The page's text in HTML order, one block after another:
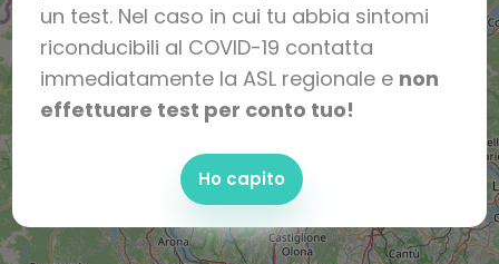
un test. Nel caso in cui tu abbia sintomi
riconducibili al COVID-19 contatta
immediatamente la ASL regionale e non
effettuare test per conto tuo!
Ho capito